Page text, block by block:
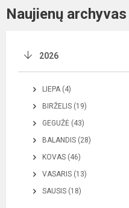
Naujienų archyvas
2026
LIEPA (4)
BIRŽELIS (19)
GEGUŽĖ (43)
BALANDIS (28)
KOVAS (46)
VASARIS (13)
SAUSIS (18)